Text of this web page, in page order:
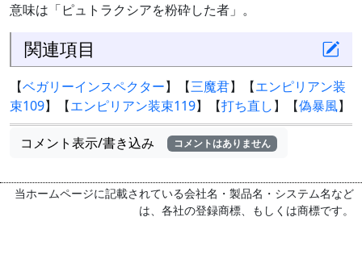
意味は「ピュトラクシアを粉砕した者」。
関連項目
【ベガリーインスペクター】【三魔君】【エンピリアン装
束109】【エンピリアン装束119】【打ち直し】【偽暴風】
コメント表示/書き込み コメントはありません
当ホームページに記載されている会社名・製品名・システム名など
は、各社の登録商標、もしくは商標です。